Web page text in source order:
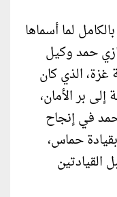
لما أسماها
حمد وكيل
الذي كان
بر الأمان،
حمد في إنجاح
حماس،
القيادتين